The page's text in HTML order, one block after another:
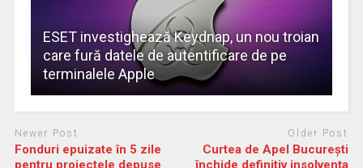
ESET investighează Keydnap, un nou troian
care fură datele de autentificare de pe
terminalele Apple
Newer Post
Fonduri epuizate în 5 zile
pentru proiectele depuse
Older Post
Curtea de Apel Bucureşti
închide definitiv insolvenţa